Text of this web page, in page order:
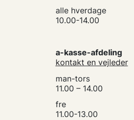
alle hverdage
10.00-14.00
a-kasse-afdeling
kontakt en vejleder
man-tors
11.00 – 14.00
fre
11.00-13.00